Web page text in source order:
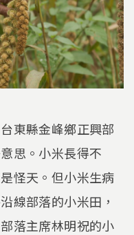
東縣金峰鄉正興部
思。小米長得不
怪天。但小米生病
線部落的小米田，
落主席林明祝的小